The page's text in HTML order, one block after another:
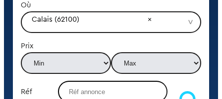
Où
Calais (62100)
Prix
Réf